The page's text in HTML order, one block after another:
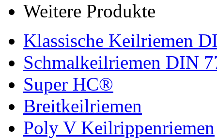
Weitere Produkte
Klassische Keilriemen
Schmalkeilriemen DIN
Super HC®
Breitkeilriemen
Poly V Keilrippenriemen